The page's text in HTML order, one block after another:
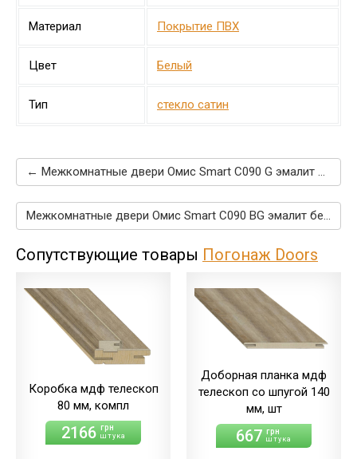
Материал Покрытие ПВХ
Цвет Белый
Тип стекло сатин
← Межкомнатные двери Омис Smart C090 G эмалит белый
Межкомнатные двери Омис Smart C090 ВG эмалит белый →
Сопутствующие товары Погонаж Doors
Коробка мдф телескоп
80 мм, компл
2166 грн
штука
Доборная планка мдф
телескоп со шпугой 140
мм, шт
667 грн
штука